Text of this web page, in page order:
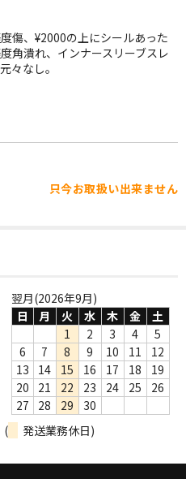
傷、¥2000の上にシールあった
角潰れ、インナースリーブスレ
々なし。
只今お取扱い出来ません
翌月(2026年9月)
日
月 火 水 木 金
土
1
2 3 4
5
6
7 8 9 10 11
12
13
14 15 16 17 18
19
20
21 22 23 24 25
26
27
28 29
30
(
発送業務休日)